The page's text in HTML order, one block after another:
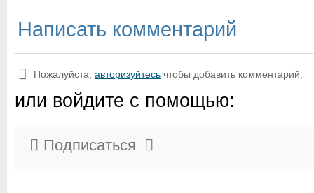
Написать комментарий
Пожалуйста, авторизуйтесь чтобы добавить комментарий.
или войдите с помощью:
Подписаться